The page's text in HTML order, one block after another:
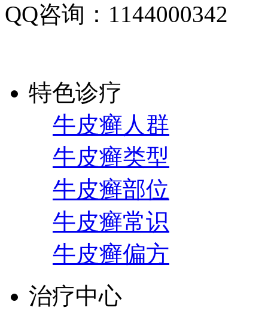
QQ咨询：1144000342
特色诊疗
牛皮癣人群
牛皮癣类型
牛皮癣部位
牛皮癣常识
牛皮癣偏方
治疗中心